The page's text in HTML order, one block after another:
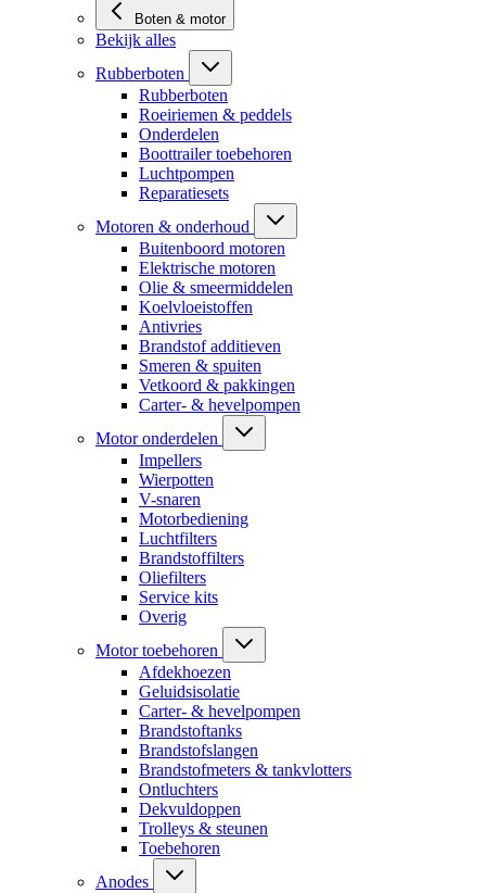
Boten & motor
Bekijk alles
Rubberboten
Rubberboten
Roeiriemen & peddels
Onderdelen
Boottrailer toebehoren
Luchtpompen
Reparatiesets
Motoren & onderhoud
Buitenboord motoren
Elektrische motoren
Olie & smeermiddelen
Koelvloeistoffen
Antivries
Brandstof additieven
Smeren & spuiten
Vetkoord & pakkingen
Carter- & hevelpompen
Motor onderdelen
Impellers
Wierpotten
V-snaren
Motorbediening
Luchtfilters
Brandstoffilters
Oliefilters
Service kits
Overig
Motor toebehoren
Afdekhoezen
Geluidsisolatie
Carter- & hevelpompen
Brandstoftanks
Brandstofslangen
Brandstofmeters & tankvlotters
Ontluchters
Dekvuldoppen
Trolleys & steunen
Toebehoren
Anodes